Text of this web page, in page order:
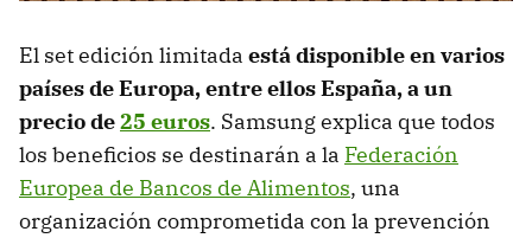
El set edición limitada está disponible en varios
países de Europa, entre ellos España, a un
precio de25 euros. Samsung explica que todos
los beneficios se destinarán a la Federación
Europea de Bancos de Alimentos, una
organización comprometida con la prevención